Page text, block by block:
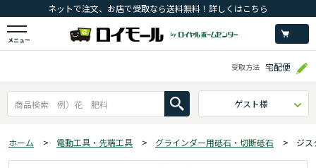
ネットで注文、お店で受取なら送料無料！詳しくはこちら
メニュー
受取方法 宅配便
ゲスト様
ホーム > 電動工具・先端工具 > グラインダー用砥石・切断砥石 > ジス